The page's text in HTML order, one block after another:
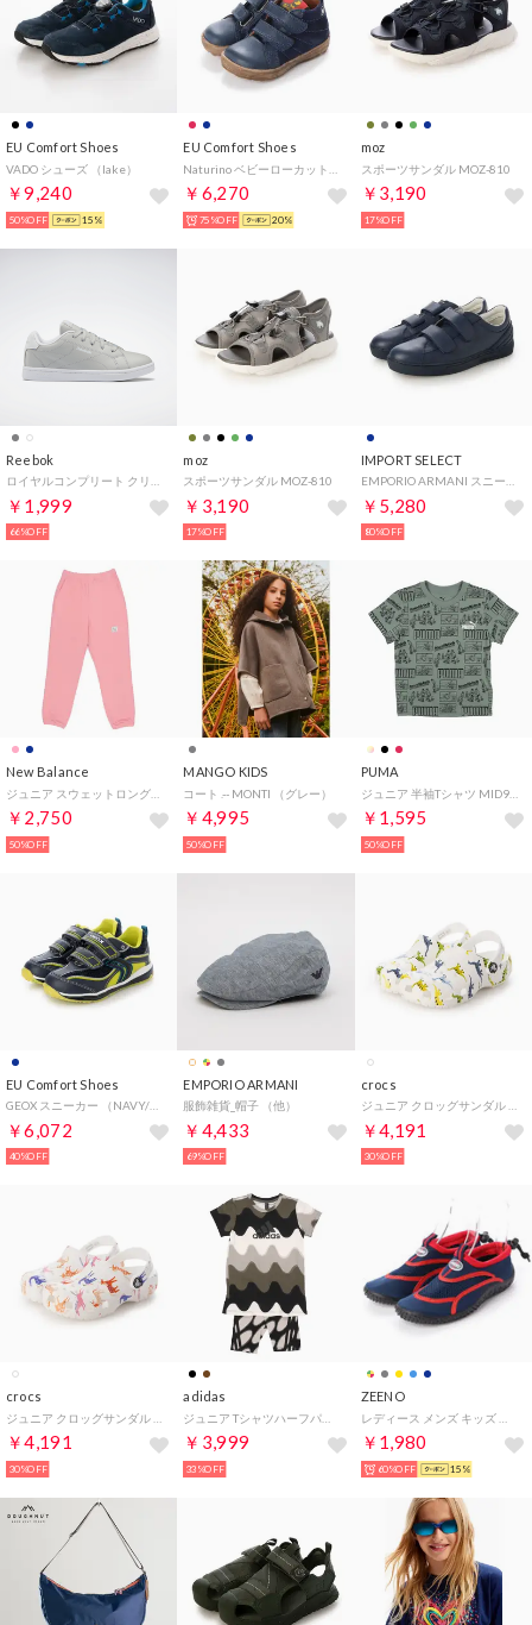
EU Comfort Shoes
VADO シューズ （lake）
￥9,240
50%OFF 15%
EU Comfort Shoes
￥6,270
75%OFF 20%
moz
スポーツサンダル MOZ-810
￥3,190
17%OFF
Reebok
￥1,999
66%OFF
moz
スポーツサンダル MOZ-810
￥3,190
17%OFF
IMPORT SELECT
￥5,280
80%OFF
New Balance
￥2,750
50%OFF
MANGO KIDS
コート .-- MONTI （グレー）
￥4,995
50%OFF
PUMA
ジュニア 半袖Tシャツ MID90S AOP Tシャツ B_ 687845 （Green Moon）
￥1,595
50%OFF
EU Comfort Shoes
￥6,072
40%OFF
EMPORIO ARMANI
服飾雑貨_帽子 （他）
￥4,433
69%OFF
crocs
￥4,191
30%OFF
crocs
￥4,191
30%OFF
adidas
￥3,999
33%OFF
ZEENO
￥1,980
60%OFF 15%